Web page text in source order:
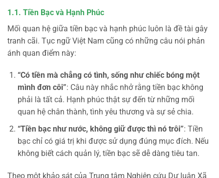
1.1. Tiền Bạc và Hạnh Phúc
Mối quan hệ giữa tiền bạc và hạnh phúc luôn là đề tài gây
tranh cãi. Tục ngữ Việt Nam cũng có những câu nói phản
ánh quan điểm này:
“Có tiền mà chẳng có tình, sống như chiếc bóng một
mình đơn côi”: Câu này nhắc nhở rằng tiền bạc không
phải là tất cả. Hạnh phúc thật sự đến từ những mối
quan hệ chân thành, tình yêu thương và sự sẻ chia.
“Tiền bạc như nước, không giữ được thì nó trôi”: Tiền
bạc chỉ có giá trị khi được sử dụng đúng mục đích. Nếu
không biết cách quản lý, tiền bạc sẽ dễ dàng tiêu tan.
Theo một khảo sát của Trung tâm Nghiên cứu Dư luận Xã